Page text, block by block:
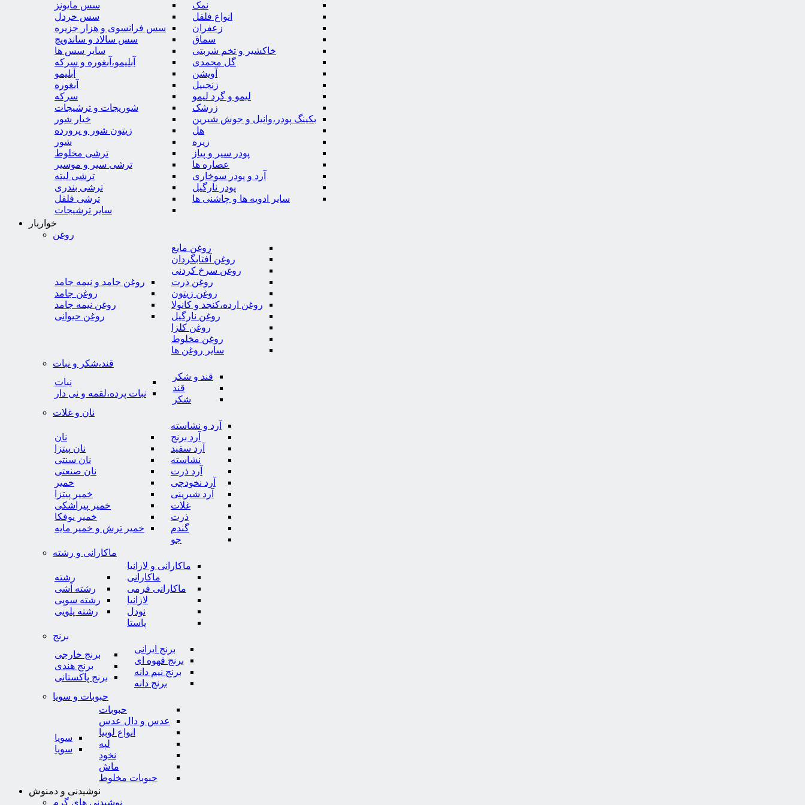
نمک
انواع فلفل
زعفران
سماق
خاکشیر و تخم شربتی
گل محمدی
آویشن
زنجبیل
لیمو و گرد لیمو
زرشک
بکینگ پودر،وانیل و جوش شیرین
هل
زیره
پودر سیر و پیاز
عصاره ها
آرد و پودر سوخاری
پودر نارگیل
سایر ادویه ها و چاشنی ها
سس مایونز
سس خردل
سس فرانسوی و هزار جزیره
سس سالاد و ساندویچ
سایر سس ها
آبلیمو،آبغوره و سرکه
آبلیمو
آبغوره
سرکه
شوریجات و ترشیجات
خیار شور
زیتون شور و پرورده
شور
ترشی مخلوط
ترشی سیر و موسیر
ترشی لیته
ترشی بندری
ترشی فلفل
سایر ترشیجات
خواربار
روغن
روغن مایع
روغن آفتابگردان
روغن سرخ کردنی
روغن ذرت
روغن زیتون
روغن ارده،کنجد و کانولا
روغن نارگیل
روغن کلزا
روغن مخلوط
سایر روغن ها
روغن جامد و نیمه جامد
روغن جامد
روغن نیمه جامد
روغن حیوانی
قند،شکر و نبات
قند و شکر
قند
شکر
نبات
نبات پرده،لقمه و نی دار
نان و غلات
آرد و نشاسته
آرد برنج
آرد سفید
نشاسته
آرد ذرت
آرد نخودچی
آرد شیرینی
غلات
ذرت
گندم
جو
نان
نان پیتزا
نان سنتی
نان صنعتی
خمیر
خمیر پیتزا
خمیر پیراشکی
خمیر یوفکا
خمیر ترش و خمیر مایه
ماکارانی و رشته
ماکارانی و لازانیا
ماکارانی
ماکارانی فرمی
لازانیا
نودل
پاستا
رشته
رشته آشی
رشته سوپی
رشته پلویی
برنج
برنج ایرانی
برنج قهوه ای
برنج نیم دانه
برنج دانه
برنج خارجی
برنج هندی
برنج پاکستانی
حبوبات و سویا
حبوبات
عدس و دال عدس
انواع لوبیا
لپه
نخود
ماش
حبوبات مخلوط
سویا
سویا
نوشیدنی و دمنوش
نوشیدنی های گرم